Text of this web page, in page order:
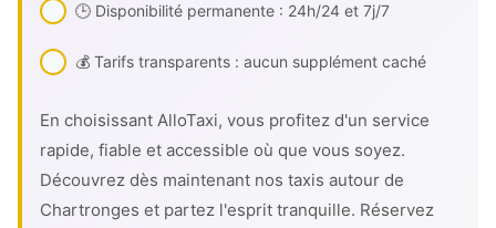
🕒 Disponibilité permanente : 24h/24 et 7j/7
💰 Tarifs transparents : aucun supplément caché
En choisissant AlloTaxi, vous profitez d'un service
rapide, fiable et accessible où que vous soyez.
Découvrez dès maintenant nos taxis autour de
Chartronges et partez l'esprit tranquille. Réservez